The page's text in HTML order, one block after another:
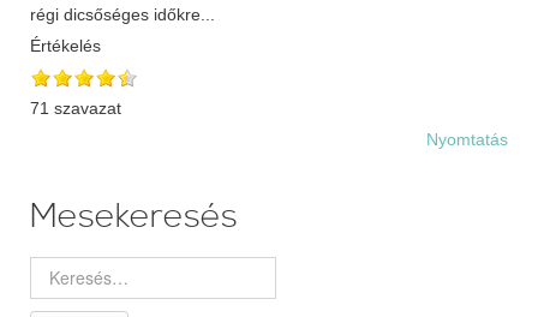
régi dicsőséges időkre...
Értékelés
71 szavazat
Nyomtatás
Mesekeresés